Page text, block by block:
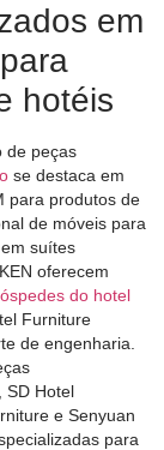
em
hotéis
de peças
se destaca em
para produtos de
de móveis para
suítes
oferecem
do hotel
Furniture
de engenharia.
SD Hotel
e Senyuan
para